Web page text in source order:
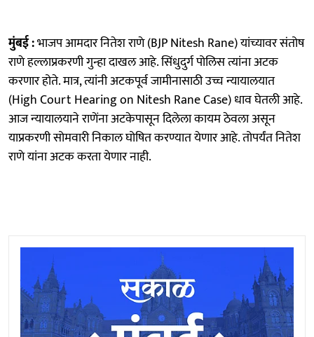
मुंबई :भाजप आमदार नितेश राणे (BJP Nitesh Rane) यांच्यावर संतोष
राणे हल्लाप्रकरणी गुन्हा दाखल आहे. सिंधुदुर्ग पोलिस त्यांना अटक
करणार होते. मात्र, त्यांनी अटकपूर्व जामीनासाठी उच्च न्यायालयात
(High Court Hearing on Nitesh Rane Case) धाव घेतली आहे.
आज न्यायालयाने राणेंना अटकेपासून दिलेला कायम ठेवला असून
याप्रकरणी सोमवारी निकाल घोषित करण्यात येणार आहे. तोपर्यंत नितेश
राणे यांना अटक करता येणार नाही.